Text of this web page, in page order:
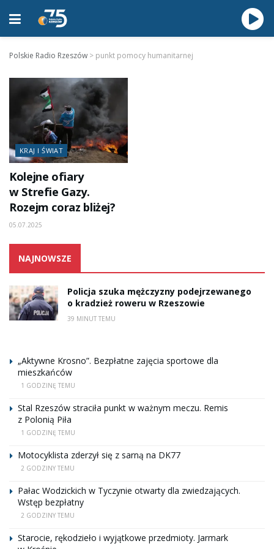
Polskie Radio Rzeszów > punkt pomocy humanitarnej
KRAJ I ŚWIAT
Kolejne ofiary
w Strefie Gazy.
Rozejm coraz bliżej?
05.07.2025
NAJNOWSZE
Policja szuka mężczyzny podejrzewanego
o kradzież roweru w Rzeszowie
39 MINUT TEMU
„Aktywne Krosno”. Bezpłatne zajęcia sportowe dla
mieszkańców
1 GODZINĘ TEMU
Stal Rzeszów straciła punkt w ważnym meczu. Remis
z Polonią Piła
1 GODZINĘ TEMU
Motocyklista zderzył się z sarną na DK77
2 GODZINY TEMU
Pałac Wodzickich w Tyczynie otwarty dla zwiedzających.
Wstęp bezpłatny
2 GODZINY TEMU
Starocie, rękodzieło i wyjątkowe przedmioty. Jarmark